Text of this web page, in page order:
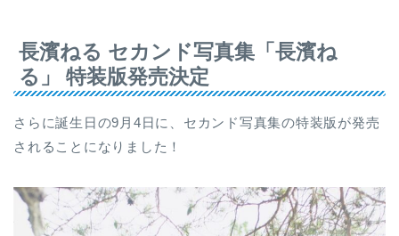
長濱ねる セカンド写真集「長濱ね
る」 特装版発売決定
さらに誕生日の9月4日に、セカンド写真集の特装版が発売
されることになりました！